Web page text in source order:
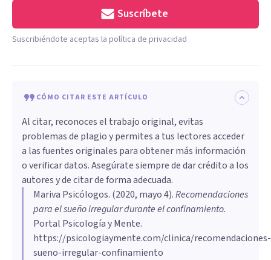
Suscríbete
Suscribiéndote aceptas la política de privacidad
CÓMO CITAR ESTE ARTÍCULO
Al citar, reconoces el trabajo original, evitas
problemas de plagio y permites a tus lectores acceder
a las fuentes originales para obtener más información
o verificar datos. Asegúrate siempre de dar crédito a los
autores y de citar de forma adecuada.
Mariva Psicólogos. (2020, mayo 4).Recomendaciones
para el sueño irregular durante el confinamiento.
Portal Psicología y Mente.
https://psicologiaymente.com/clinica/recomendaciones-
sueno-irregular-confinamiento